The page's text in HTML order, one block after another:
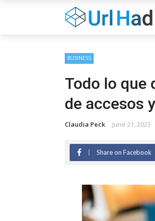
BUSINESS
Todo lo que
de accesos
Claudia Peck June 21, 2023
Share on Facebook